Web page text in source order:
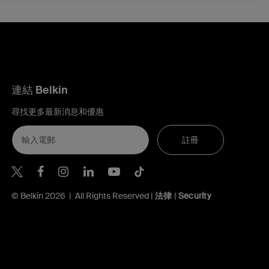
連結 Belkin
尋找更多最新消息和優惠
註冊
Belkin Twitter
Belkin Hong Kong Facebook
Belkin Instagram
Belkin Hong Kong
Belkin Youtube
Belkin TikTok
© Belkin 2026 | All Rights Reserved |法律 | Security